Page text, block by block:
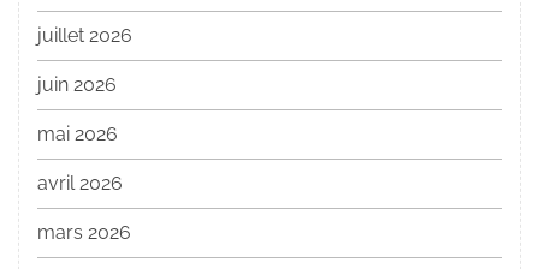
juillet 2026
juin 2026
mai 2026
avril 2026
mars 2026